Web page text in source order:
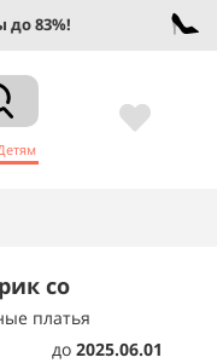
со
платья
до 2025.06.01